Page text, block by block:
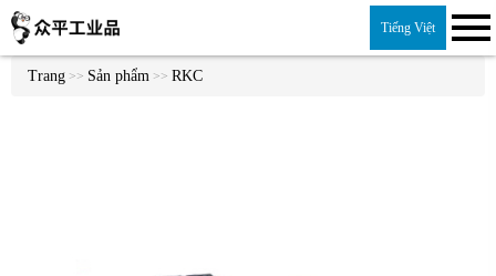
Tiếng Việt
Trang >> Sản phẩm >> RKC